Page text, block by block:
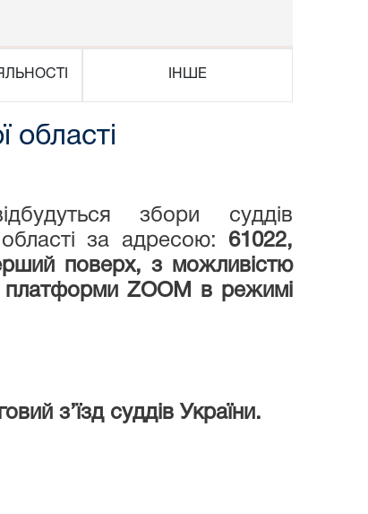
ІНШЕ
області
збори суддів
області за адресою: 61022,
поверх, з можливістю
платформиZOOM
в режимі
з’їзд суддів України.